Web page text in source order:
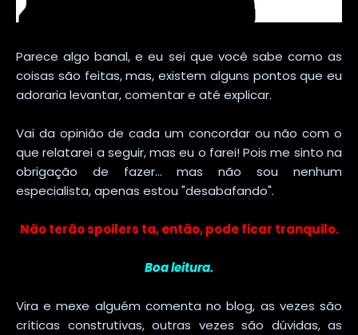
Parece algo banal, e eu sei que você sabe como as
coisas são feitas, mas, existem alguns pontos que eu
adoraria levantar, comentar e até explicar.
Vai da opinião de cada um concordar ou não com o
que relatarei a seguir, mas eu o farei! Pois me sinto na
obrigação de fazer... mas não sou nenhum
especialista, apenas estou "desabafando".
Não terão spoilers ta, então, pode ficar tranquilo.
Boa leitura.
Vira e mexe alguém comenta no blog, as vezes são
críticas construtivas, outras vezes são dúvidas, as